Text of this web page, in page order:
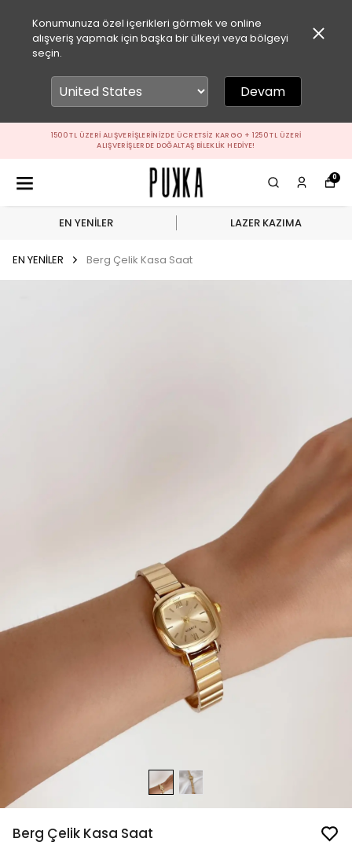
Konumunuza özel içerikleri görmek ve online
alışveriş yapmak için başka bir ülkeyi veya bölgeyi
seçin.
Devam
1500 TL ÜZERI ALIŞVERIŞLERINIZDE ÜCRETSIZ KARGO + 1250 TL ÜZERI
ALIŞVERIŞLERDE DOĞALTAŞ BILEKLIK HEDIYE!
0
EN YENİLER LAZER KAZIMA
EN YENİLER Berg Çelik Kasa Saat
Berg Çelik Kasa Saat